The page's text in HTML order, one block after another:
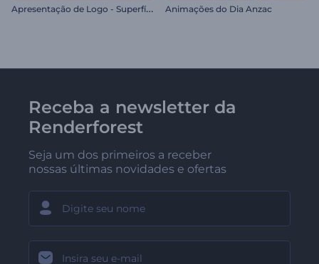
A
presentação de Logo - Superfície de Mosaico Animações do Dia Anzac
Receba a newsletter da
Renderforest
Seja um dos primeiros a receber
nossas últimas novidades e ofertas